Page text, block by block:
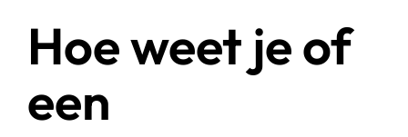
Hoe weet je of
een